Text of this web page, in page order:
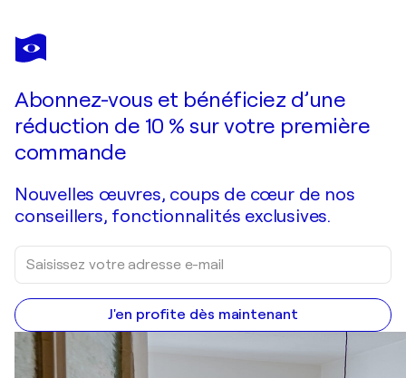
MERTEN RIESNER
st. peter ording düne I
Abonnez-vous et bénéficiez d’une
réduction de 10 % sur votre première
commande
Nouvelles œuvres, coups de cœur de nos
conseillers, fonctionnalités exclusives.
J'en profite dès maintenant